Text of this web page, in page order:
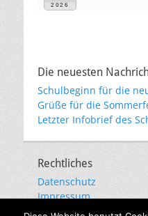
2026
Die neuesten
Schulbeginn für die
Grüße für die
Letzter Infobrief des
Rechtliches
Datenschutz
Impressum
E-Mail-Kommunikation